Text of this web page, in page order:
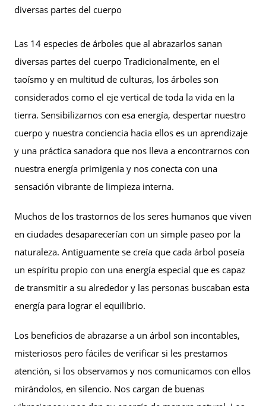
diversas partes del cuerpo
Las 14 especies de árboles que al abrazarlos sanan
diversas partes del cuerpo Tradicionalmente, en el
taoísmo y en multitud de culturas, los árboles son
considerados como el eje vertical de toda la vida en la
tierra. Sensibilizarnos con esa energía, despertar nuestro
cuerpo y nuestra conciencia hacia ellos es un aprendizaje
y una práctica sanadora que nos lleva a encontrarnos con
nuestra energía primigenia y nos conecta con una
sensación vibrante de limpieza interna.
Muchos de los trastornos de los seres humanos que viven
en ciudades desaparecerían con un simple paseo por la
naturaleza. Antiguamente se creía que cada árbol poseía
un espíritu propio con una energía especial que es capaz
de transmitir a su alrededor y las personas buscaban esta
energía para lograr el equilibrio.
Los beneficios de abrazarse a un árbol son incontables,
misteriosos pero fáciles de verificar si les prestamos
atención, si los observamos y nos comunicamos con ellos
mirándolos, en silencio. Nos cargan de buenas